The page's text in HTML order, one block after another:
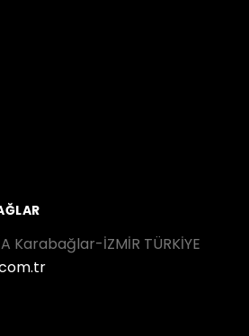
Karabağlar-İZMİR TÜRKİYE